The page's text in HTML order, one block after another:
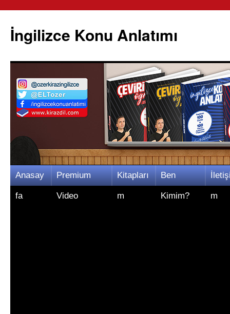
İngilizce Konu Anlatımı
İçeriğe
atla
Anasay
fa
Premium
Video
Kitapları
m
Ben
Kimim? m